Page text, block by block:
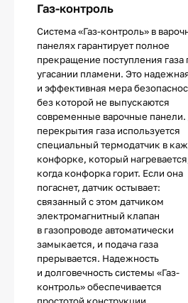
Газ-контроль
Система «Газ-контроль» в
панелях гарантирует полное
прекращение поступления газа
угасании пламени. Это
и эффективная мера
без которой не выпускаются
современные варочные
перекрытия газа используется
специальный термодатчик в
конфорке, который
когда конфорка горит. Если она
погаснет, датчик остывает:
связанный с этом датчиком
электромагнитный клапан
в газопроводе автоматически
замыкается, и подача газа
прерывается. Надежность
и долговечность системы «Газ-
контроль» обеспечивается
простотой конструкции.